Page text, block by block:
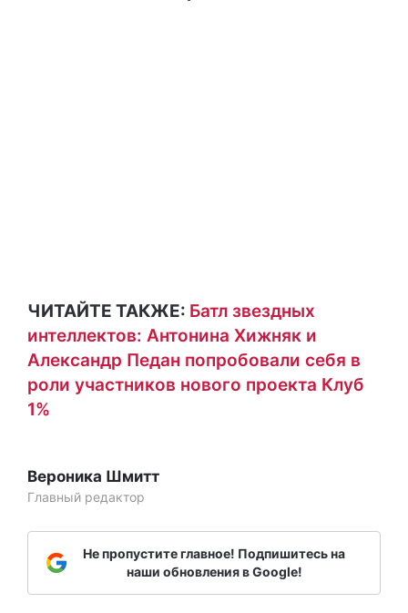
ЧИТАЙТЕ ТАКЖЕ: Батл звездных
интеллектов: Антонина Хижняк и
Александр Педан попробовали себя в
роли участников нового проекта Клуб
1%
Вероника Шмитт
Главный редактор
Не пропустите главное! Подпишитесь на
наши обновления в Google!